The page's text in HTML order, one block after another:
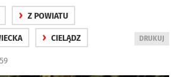
› Z POWIATU
› CIELĄDZ
WYDRUKUJ
DRUKUJ